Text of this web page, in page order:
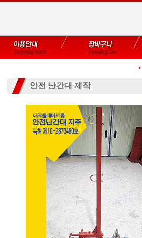
안전 난간대 제작